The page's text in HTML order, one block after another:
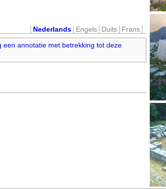
Nederlands Engels Duits
Frans
een annotatie met betrekking tot deze